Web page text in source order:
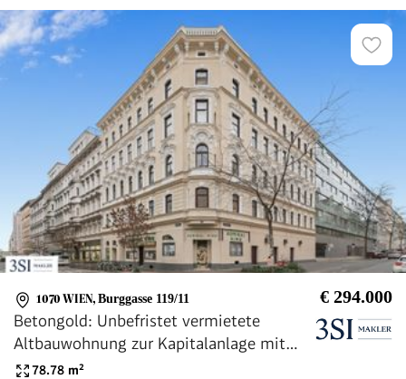
1070 WIEN, Burggasse 119/11 € 294.000
Betongold: Unbefristet vermietete
Altbauwohnung zur Kapitalanlage mit
2,75% Rendite - in Top-Lage des 7.
78.78 m²